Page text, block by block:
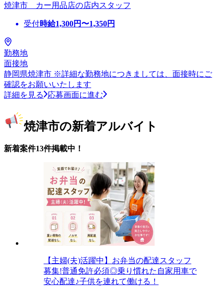
焼津市 カー用品店の店内スタッフ
受付時給1,300円〜1,350円
勤務地
面接地
静岡県焼津市 ※詳細な勤務地につきましては、面接時にご
確認をお願いいたします
詳細を見る
応募画面に進む
焼津市の新着アルバイト
新着案件13件掲載中！
【主婦(夫)活躍中】お弁当の配達スタッフ
募集!普通免許必須◎乗り慣れた自家用車で
安心配達♪子供を連れて働ける！